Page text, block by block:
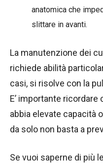
anatomica che
slittare in avanti.
La manutenzione dei
richiede abilità
casi, si risolve con la
E’ importante
abbia elevate capacità
da solo non basta a
Se vuoi saperne di più